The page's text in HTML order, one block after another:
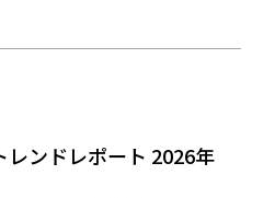
レンドレポート 2026年